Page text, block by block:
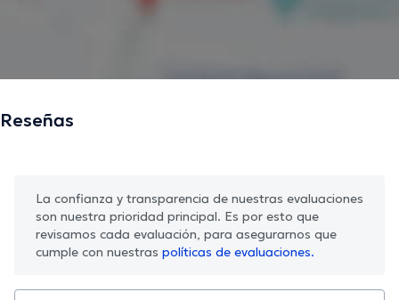
Reseñas
La confianza y transparencia de nuestras evaluaciones
son nuestra prioridad principal. Es por esto que
revisamos cada evaluación, para asegurarnos que
cumple con nuestras políticas de evaluaciones.